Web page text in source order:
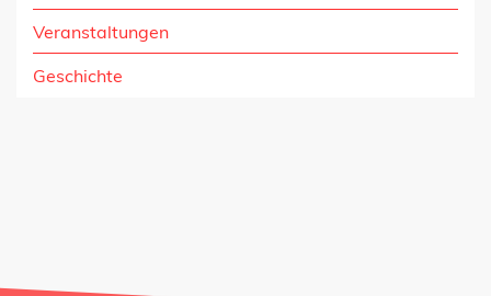
Veranstaltungen
Geschichte